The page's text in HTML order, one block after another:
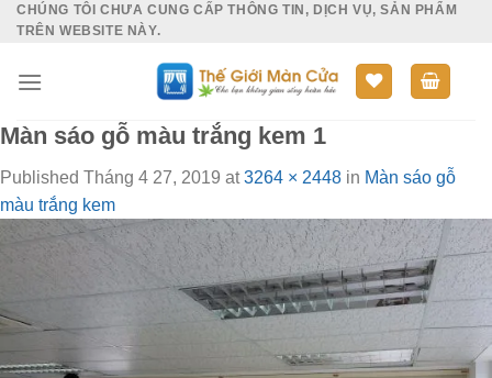
SkipCHÚNG TÔI CHƯA CUNG CẤP THÔNG TIN, DỊCH VỤ, SẢN PHẨM
TRÊN WEBSITE NÀY.
Màn sáo gỗ màu trắng kem 1
Published Tháng 4 27, 2019 at3264 × 2448 in Màn sáo gỗ
màu trắng kem